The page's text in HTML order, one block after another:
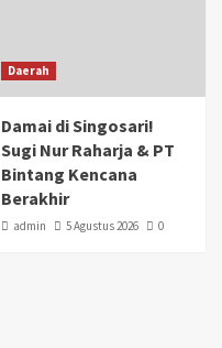
Daerah
Damai di Singosari!
Sugi Nur Raharja & PT
Bintang Kencana
Berakhir
admin 5 Agustus 2026 0